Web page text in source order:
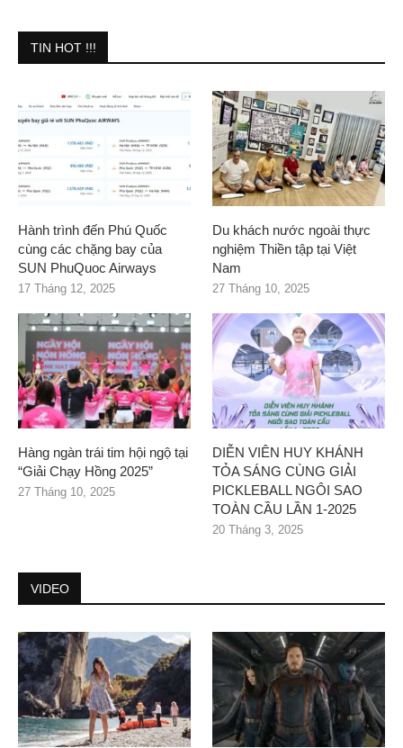
TIN HOT !!!
Hành trình đến Phú Quốc
cùng các chặng bay của
SUN PhuQuoc Airways
17 Tháng 12, 2025
Du khách nước ngoài thực
nghiệm Thiền tập tại Việt
Nam
27 Tháng 10, 2025
Hàng ngàn trái tim hội ngộ tại
“Giải Chạy Hồng 2025”
27 Tháng 10, 2025
DIỄN VIÊN HUY KHÁNH
TỎA SÁNG CÙNG GIẢI
PICKLEBALL NGÔI SAO
TOÀN CẦU LẦN 1-2025
20 Tháng 3, 2025
VIDEO